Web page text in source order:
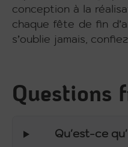
conception à la
chaque fête de fin
s’oublie jamais,
Questions
Qu'est-ce